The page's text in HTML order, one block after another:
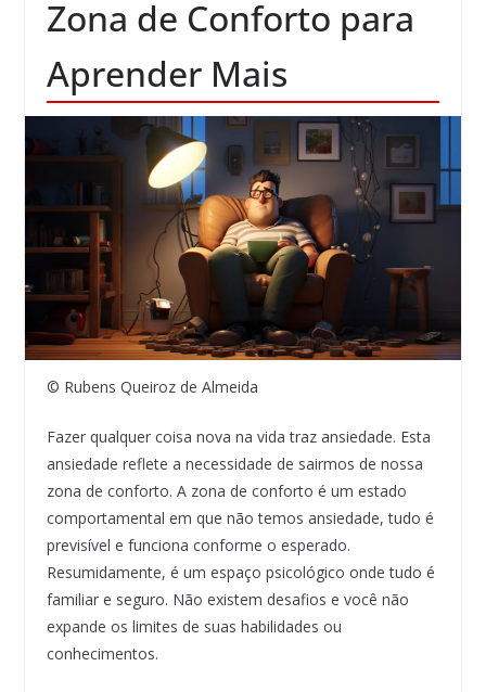
Zona de Conforto para
Aprender Mais
© Rubens Queiroz de Almeida
Fazer qualquer coisa nova na vida traz ansiedade. Esta
ansiedade reflete a necessidade de sairmos de nossa
zona de conforto. A zona de conforto é um estado
comportamental em que não temos ansiedade, tudo é
previsível e funciona conforme o esperado.
Resumidamente, é um espaço psicológico onde tudo é
familiar e seguro. Não existem desafios e você não
expande os limites de suas habilidades ou
conhecimentos.